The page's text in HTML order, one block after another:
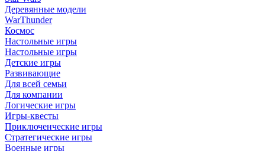
Деревянные модели
WarThunder
Космос
Настольные игры
Настольные игры
Детские игры
Развивающие
Для всей семьи
Для компании
Логические игры
Игры-квесты
Приключенческие игры
Стратегические игры
Военные игры